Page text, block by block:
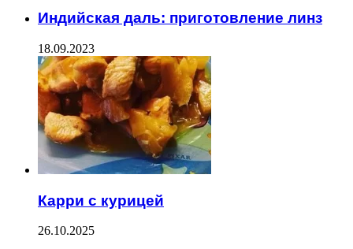
Индийская даль: приготовление линз
18.09.2023
Карри с курицей
26.10.2025